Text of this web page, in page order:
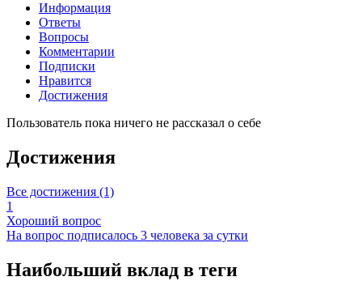
Информация
Ответы
Вопросы
Комментарии
Подписки
Нравится
Достижения
Пользователь пока ничего не рассказал о себе
Достижения
Все достижения (1)
1
Хороший вопрос
На вопрос подписалось 3 человека за сутки
Наибольший вклад в теги